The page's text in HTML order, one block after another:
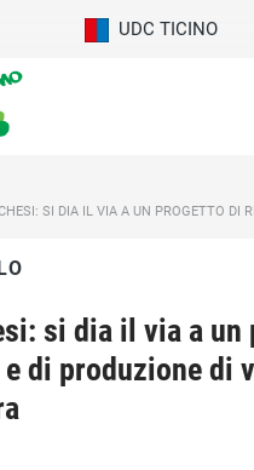
UDC TICINO
SI DIA IL VIA A UN PROGETTO DI
si dia il via a un
di produzione di